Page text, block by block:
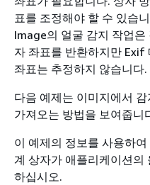
표를 조정해야 할 수 있습
Image의 얼굴 감지 작업
자 좌표를 반환하지만 Exif
좌표는 추정하지 않습니다.
다음 예제는 이미지에서
가져오는 방법을 보여줍니
이 예제의 정보를 사용하
계 상자가 애플리케이션의
하십시오.